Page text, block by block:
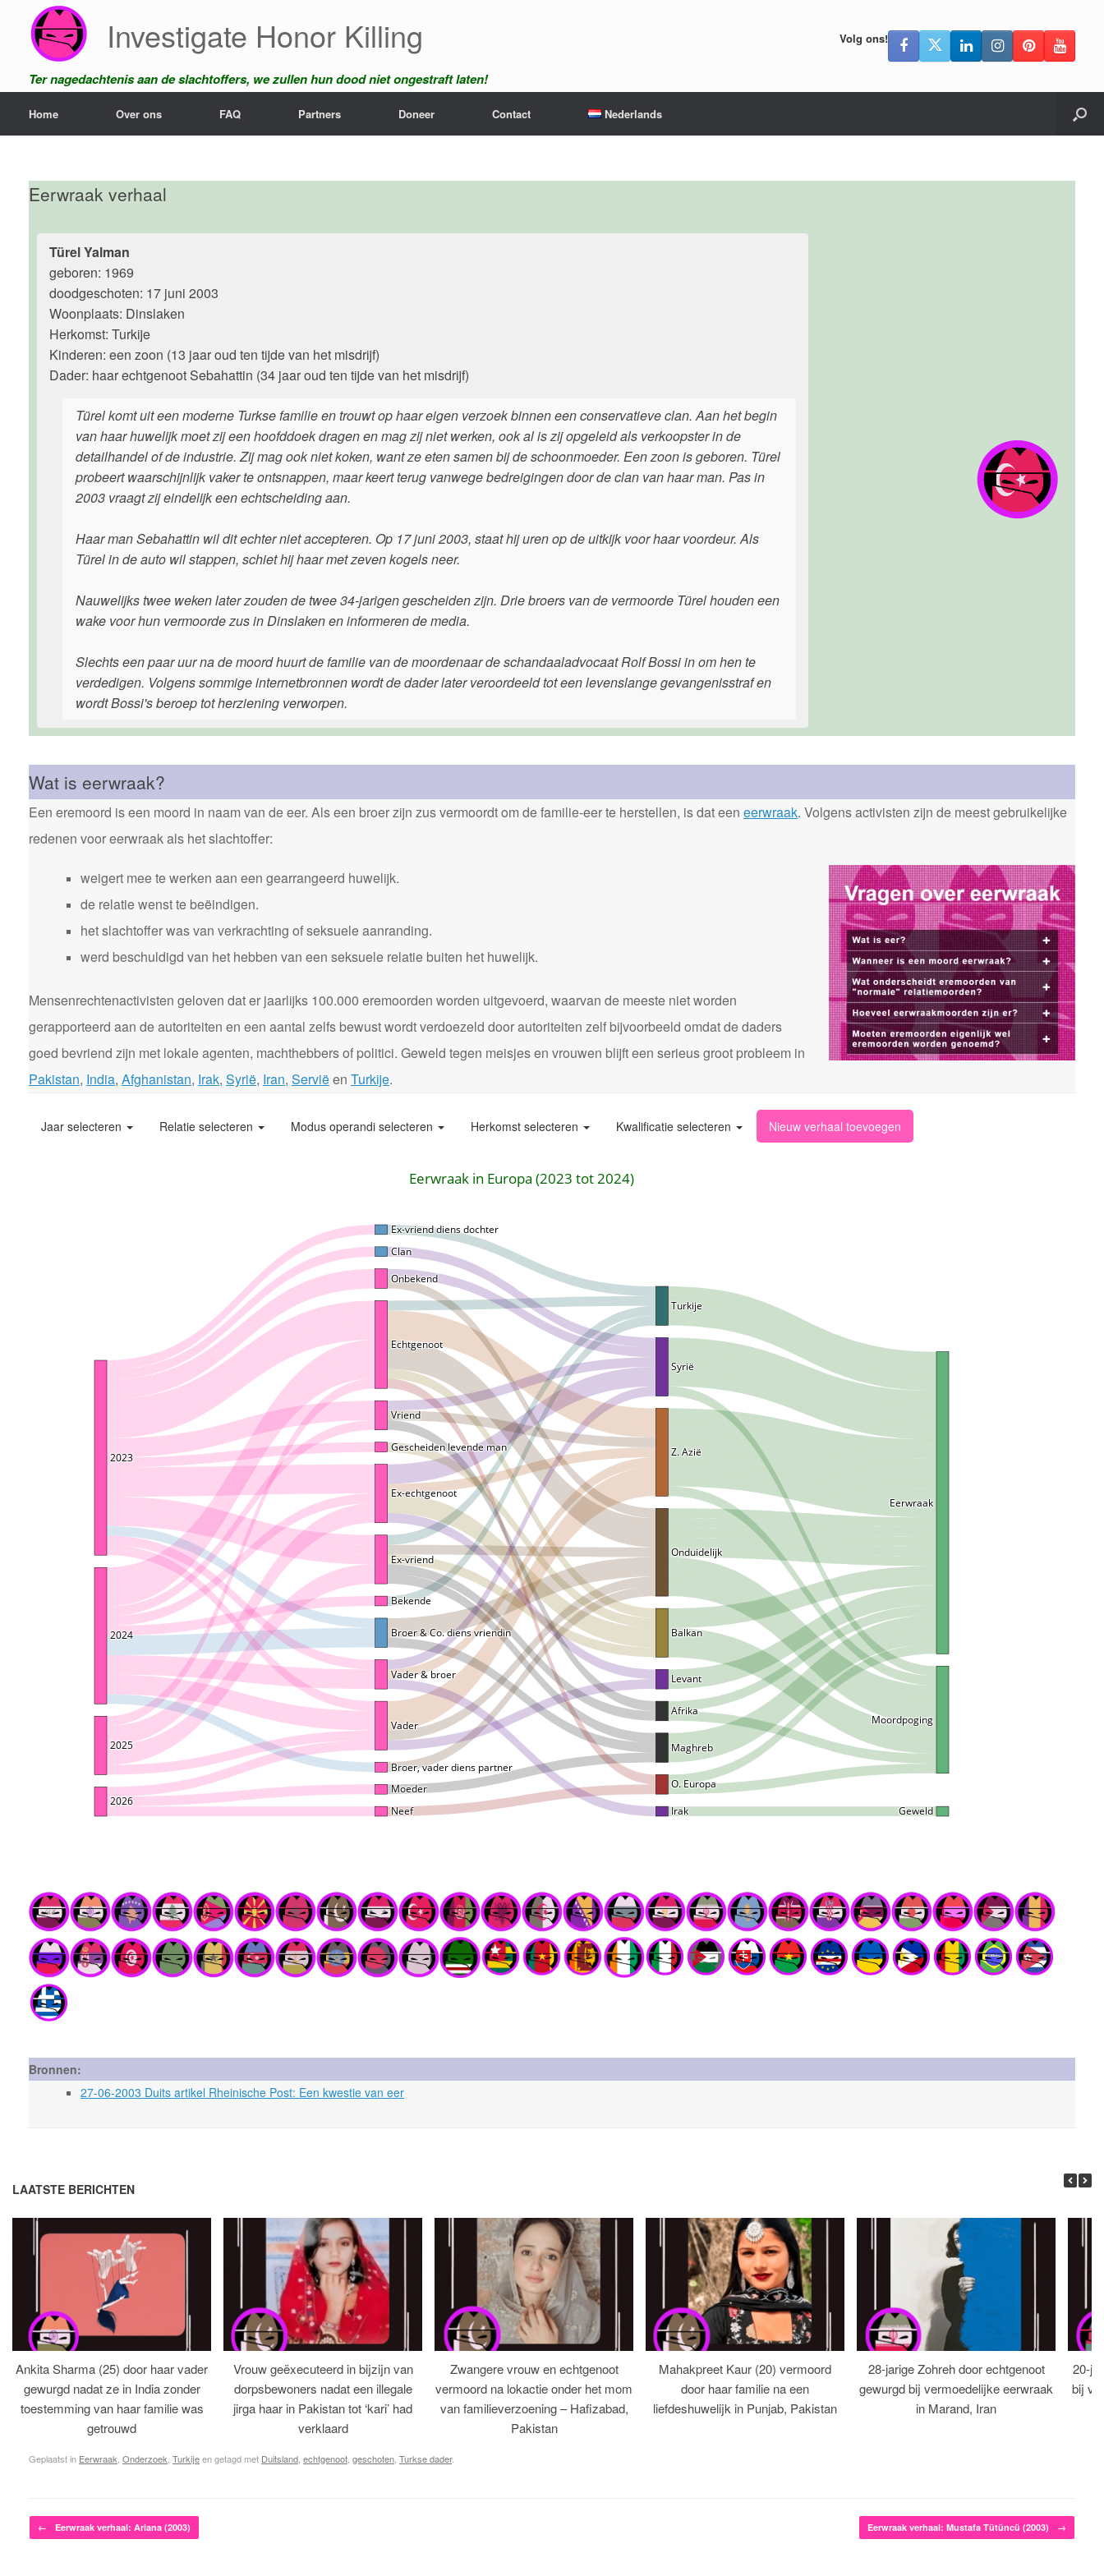
Investigate Honor Killing
Ter nagedachtenis aan de slachtoffers, we zullen hun dood niet ongestraft laten!
Volg ons!
Home Over ons FAQ Partners Doneer Contact Nederlands
Eerwraak verhaal
Türel Yalman
geboren: 1969
doodgeschoten: 17 juni 2003
Woonplaats: Dinslaken
Herkomst: Turkije
Kinderen: een zoon (13 jaar oud ten tijde van het misdrijf)
Dader: haar echtgenoot Sebahattin (34 jaar oud ten tijde van het misdrijf)
Türel komt uit een moderne Turkse familie en trouwt op haar eigen verzoek binnen een conservatieve clan. Aan het begin
van haar huwelijk moet zij een hoofddoek dragen en mag zij niet werken, ook al is zij opgeleid als verkoopster in de
detailhandel of de industrie. Zij mag ook niet koken, want ze eten samen bij de schoonmoeder. Een zoon is geboren. Türel
probeert waarschijnlijk vaker te ontsnappen, maar keert terug vanwege bedreigingen door de clan van haar man. Pas in
2003 vraagt zij eindelijk een echtscheiding aan.
Haar man Sebahattin wil dit echter niet accepteren. Op 17 juni 2003, staat hij uren op de uitkijk voor haar voordeur. Als
Türel in de auto wil stappen, schiet hij haar met zeven kogels neer.
Nauwelijks twee weken later zouden de twee 34-jarigen gescheiden zijn. Drie broers van de vermoorde Türel houden een
wake voor hun vermoorde zus in Dinslaken en informeren de media.
Slechts een paar uur na de moord huurt de familie van de moordenaar de schandaaladvocaat Rolf Bossi in om hen te
verdedigen. Volgens sommige internetbronnen wordt de dader later veroordeeld tot een levenslange gevangenisstraf en
wordt Bossi's beroep tot herziening verworpen.
Wat is eerwraak?
Een eremoord is een moord in naam van de eer. Als een broer zijn zus vermoordt om de familie-eer te herstellen, is dat een eerwraak. Volgens activisten zijn de meest gebruikelijke
redenen voor eerwraak als het slachtoffer:
weigert mee te werken aan een gearrangeerd huwelijk.
de relatie wenst te beëindigen.
het slachtoffer was van verkrachting of seksuele aanranding.
werd beschuldigd van het hebben van een seksuele relatie buiten het huwelijk.
Mensenrechtenactivisten geloven dat er jaarlijks 100.000 eremoorden worden uitgevoerd, waarvan de meeste niet worden
gerapporteerd aan de autoriteiten en een aantal zelfs bewust wordt verdoezeld door autoriteiten zelf bijvoorbeeld omdat de daders
goed bevriend zijn met lokale agenten, machthebbers of politici. Geweld tegen meisjes en vrouwen blijft een serieus groot probleem in
Pakistan, India, Afghanistan, Irak, Syrië, Iran, Serviëen Turkije.
Bronnen:
27-06-2003 Duits artikel Rheinische Post: Een kwestie van eer
LAATSTE BERICHTEN
Ankita Sharma (25) door haar vader
gewurgd nadat ze in India zonder
toestemming van haar familie was
getrouwd
Vrouw geëxecuteerd in bijzijn van
dorpsbewoners nadat een illegale
jirga haar in Pakistan tot ‘kari’ had
verklaard
Zwangere vrouw en echtgenoot
vermoord na lokactie onder het mom
van familieverzoening – Hafizabad,
Pakistan
Mahakpreet Kaur (20) vermoord
door haar familie na een
liefdeshuwelijk in Punjab, Pakistan
28-jarige Zohreh door echtgenoot
gewurgd bij vermoedelijke eerwraak
in Marand, Iran
20-
bij
Geplaatst in Eerwraak Onderzoek Turkijeen getagd met Duitsland echtgenoot geschoten Turkse dader.
Bericht navigatie
← Eerwraak verhaal: Ariana (2003) Eerwraak verhaal: Mustafa Tütüncü (2003) →